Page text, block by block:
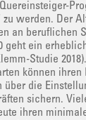
zu werden. Der
an beruflichen
geht ein
Studie
können ihren
über die
sichern.
ihren